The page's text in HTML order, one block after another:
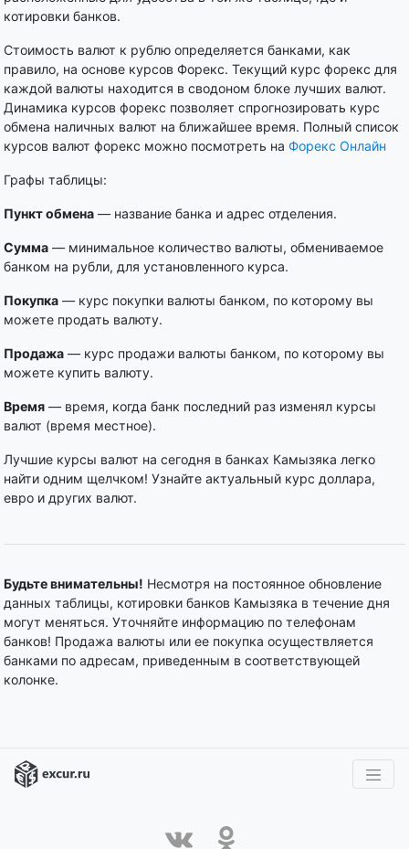
котировки банков.
Стоимость валют к рублю определяется банками, как
правило, на основе курсов Форекс. Текущий курс форекс для
каждой валюты находится в сводоном блоке лучших валют.
Динамика курсов форекс позволяет спрогнозировать курс
обмена наличных валют на ближайшее время. Полный список
курсов валют форекс можно посмотреть на Форекс Онлайн
Графы таблицы:
Пункт обмена — название банка и адрес отделения.
Сумма — минимальное количество валюты, обмениваемое
банком на рубли, для установленного курса.
Покупка — курс покупки валюты банком, по которому вы
можете продать валюту.
Продажа — курс продажи валюты банком, по которому вы
можете купить валюту.
Время — время, когда банк последний раз изменял курсы
валют (время местное).
Лучшие курсы валют на сегодня в банках Камызяка легко
найти одним щелчком! Узнайте актуальный курс доллара,
евро и других валют.
Будьте внимательны! Несмотря на постоянное обновление
данных таблицы, котировки банков Камызяка в течение дня
могут меняться. Уточняйте информацию по телефонам
банков! Продажа валюты или ее покупка осуществляется
банками по адресам, приведенным в соответствующей
колонке.